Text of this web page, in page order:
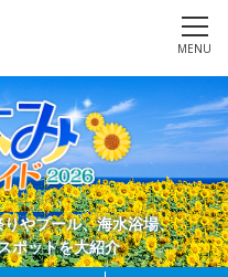
MENU
やプール、海水浴場、
ポットを大紹介